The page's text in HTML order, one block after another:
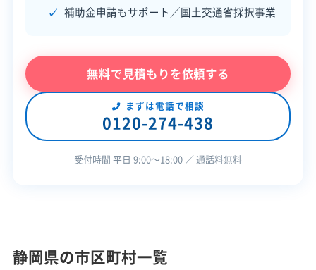
境プラザ」に持ち込めません。家の中に残った
家財などの一般廃棄物とは、明確に分けて正し
く処理する必要があります。
島田市で解体工事をする際、廃棄物の処理には厳格
これらは静岡県知事の許可を持つ専門の産業廃棄
公式HP 公式サイトを見る
静岡県知事：第005667号
【産業廃棄物処分業許可】
静岡県知事：第02221000543号
【産業廃棄物収集運搬業許可】
静岡県知事：第02201000543号
愛知県知事：第02300000543号
全部見る
この解体業者の特徴
補助金申請もサポート／国土交通省採択事業
無料で見積もりを依頼する
まずは電話で相談
0120-274-438
受付時間 平日 9:00〜18:00 ／ 通話料無料
静岡県の市区町村一覧